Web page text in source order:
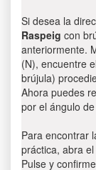
Si desea la
Raspeig con
anteriormente.
(N), encuentre
brújula)
Ahora puedes
por el ángulo
Para encontrar
práctica, abra
Pulse y